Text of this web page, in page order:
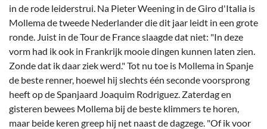
in de rode leiderstrui. Na Pieter Weening in de Giro d'Italia is
Mollema de tweede Nederlander die dit jaar leidt in een grote
ronde. Juist in de Tour de France slaagde dat niet: "In deze
vorm had ik ook in Frankrijk mooie dingen kunnen laten zien.
Zonde dat ik daar ziek werd." Tot nu toe is Mollema in Spanje
de beste renner, hoewel hij slechts één seconde voorsprong
heeft op de Spanjaard Joaquim Rodriguez. Zaterdag en
gisteren bewees Mollema bij de beste klimmers te horen,
maar beide keren greep hij net naast de dagzege. "Of ik voor